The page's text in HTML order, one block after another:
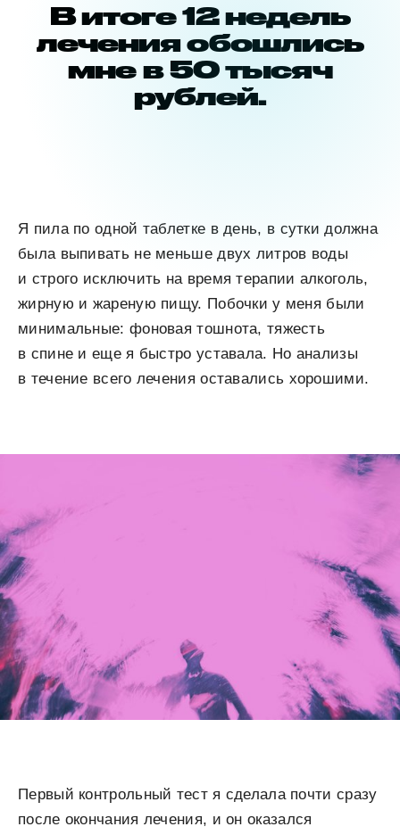
В итоге 12 недель
лечения обошлись
мне в 50 тысяч
рублей.
Я пила по одной таблетке в день, в сутки должна
была выпивать не меньше двух литров воды
и строго исключить на время терапии алкоголь,
жирную и жареную пищу. Побочки у меня были
минимальные: фоновая тошнота, тяжесть
в спине и еще я быстро уставала. Но анализы
в течение всего лечения оставались хорошими.
Первый контрольный тест я сделала почти сразу
после окончания лечения, и он оказался